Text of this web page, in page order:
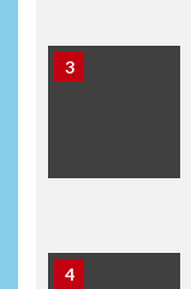
3
4